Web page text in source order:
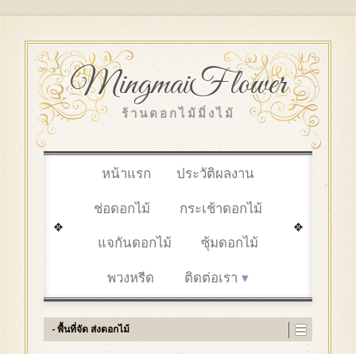
MingmaiFlower
ร้านดอกไม้มิ่งไม้
หน้าแรก
ประวัติผลงาน
ช่อดอกไม้
กระเช้าดอกไม้
แจกันดอกไม้
ซุ้มดอกไม้
พวงหรีด
ติดต่อเรา
- พื้นที่จัด ส่งดอกไม้